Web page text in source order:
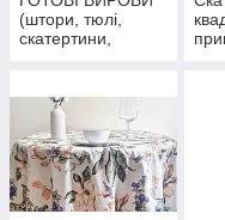
(штори, тюлі,
скатертини,